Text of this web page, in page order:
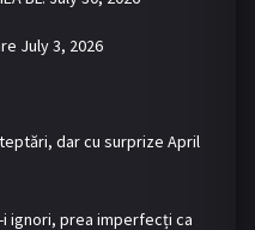
July 3, 2026
dar cu surprize April
i ignori, prea imperfecți ca